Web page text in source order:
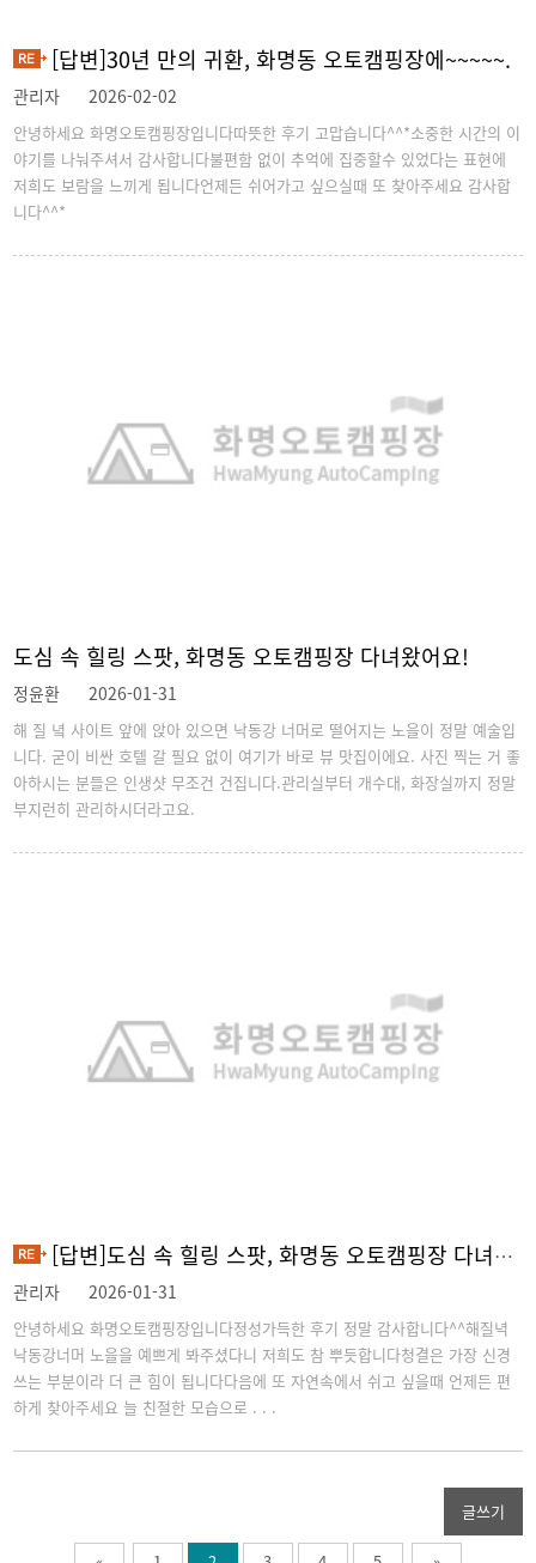
[답변]30년 만의 귀환, 화명동 오토캠핑장에~~~~~.
관리자 2026-02-02
안녕하세요 화명오토캠핑장입니다따뜻한 후기 고맙습니다^^*소중한 시간의 이
야기를 나눠주셔서 감사합니다불편함 없이 추억에 집중할수 있었다는 표현에
저희도 보람을 느끼게 됩니다언제든 쉬어가고 싶으실때 또 찾아주세요 감사합
니다^^*
도심 속 힐링 스팟, 화명동 오토캠핑장 다녀왔어요!
정윤환 2026-01-31
해 질 녘 사이트 앞에 앉아 있으면 낙동강 너머로 떨어지는 노을이 정말 예술입
니다. 굳이 비싼 호텔 갈 필요 없이 여기가 바로 뷰 맛집이에요. 사진 찍는 거 좋
아하시는 분들은 인생샷 무조건 건집니다.관리실부터 개수대, 화장실까지 정말
부지런히 관리하시더라고요.
[답변]도심 속 힐링 스팟, 화명동 오토캠핑장 다녀왔어요!
관리자 2026-01-31
안녕하세요 화명오토캠핑장입니다정성가득한 후기 정말 감사합니다^^해질녁
낙동강너머 노을을 예쁘게 봐주셨다니 저희도 참 뿌듯합니다청결은 가장 신경
쓰는 부분이라 더 큰 힘이 됩니다다음에 또 자연속에서 쉬고 싶을때 언제든 편
하게 찾아주세요 늘 친절한 모습으로 . . .
글쓰기